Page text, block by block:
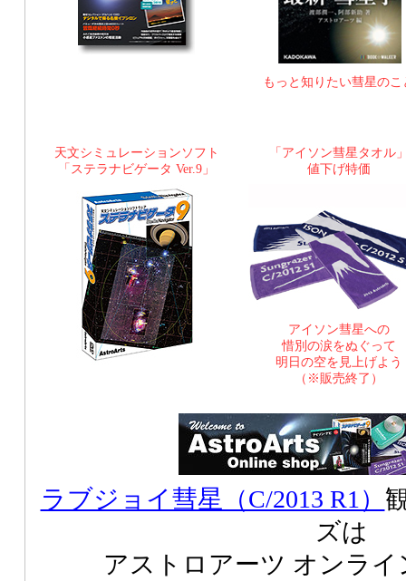
もっと知りたい彗星のこ
天文シミュレーションソフト
「ステラナビゲータ Ver.9」
「アイソン彗星タオル
値下げ特価
アイソン彗星への
惜別の涙をぬぐって
明日の空を見上げよう
（※販売終了）
ラブジョイ彗星（C/2013 R1）
ズは
アストロアーツ オンラ